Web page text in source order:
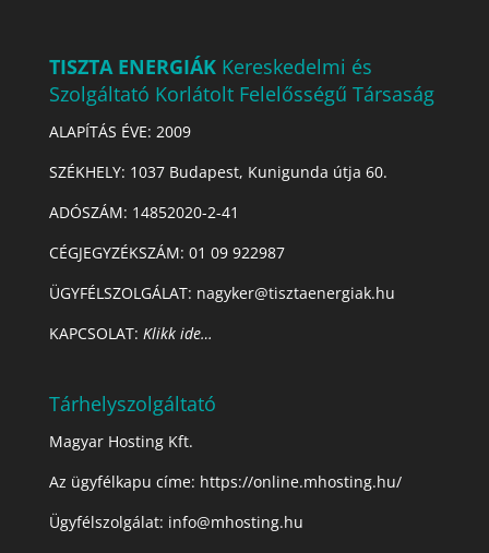
TISZTA ENERGIÁK Kereskedelmi és
Szolgáltató Korlátolt Felelősségű Társaság
ALAPÍTÁS ÉVE: 2009
SZÉKHELY: 1037 Budapest, Kunigunda útja 60.
ADÓSZÁM: 14852020-2-41
CÉGJEGYZÉKSZÁM: 01 09 922987
ÜGYFÉLSZOLGÁLAT: nagyker@tisztaenergiak.hu
KAPCSOLAT: Klikk ide…
Tárhelyszolgáltató
Magyar Hosting Kft.
Az ügyfélkapu címe: https://online.mhosting.hu/
Ügyfélszolgálat: info@mhosting.hu